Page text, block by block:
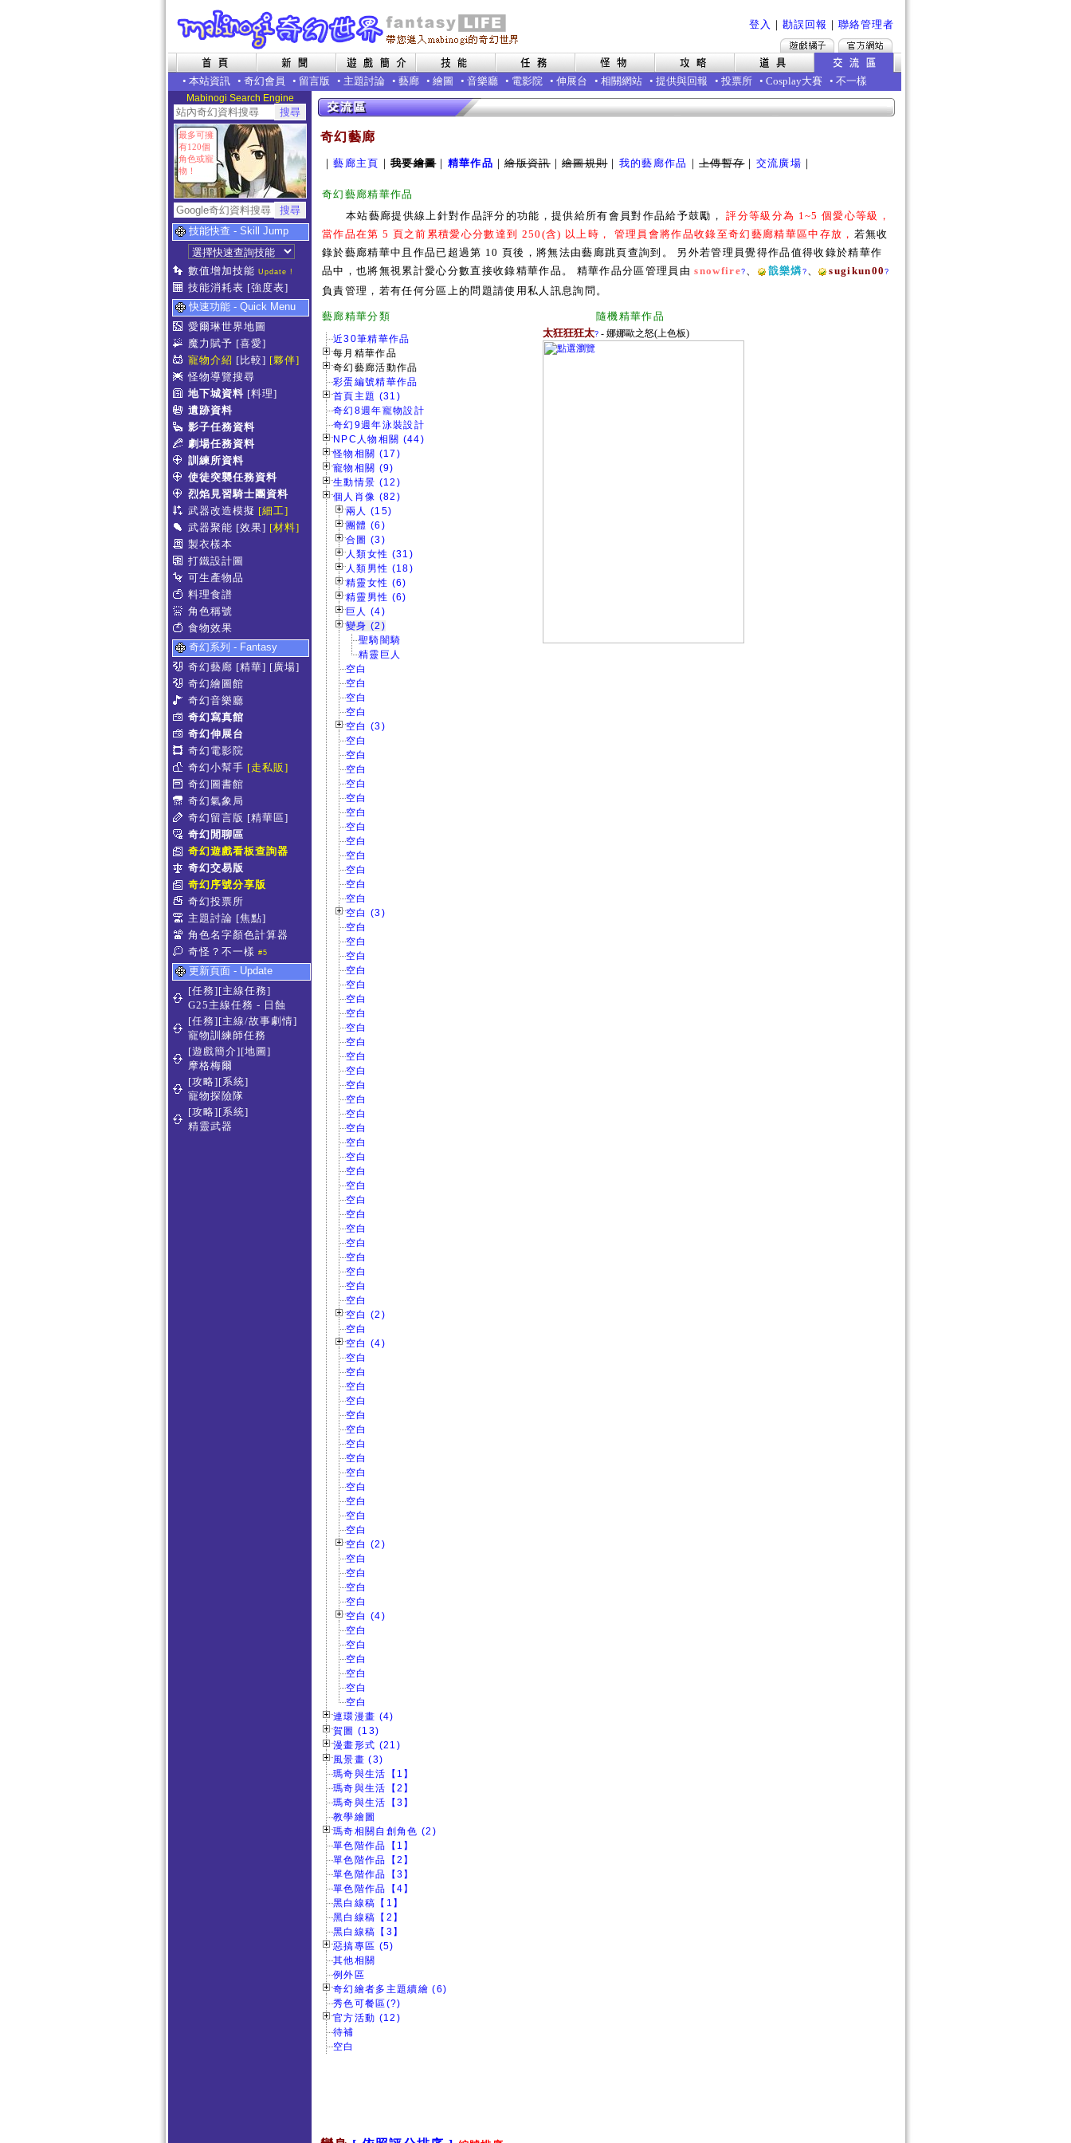
登入 ｜ 勘誤回報 ｜ 聯絡管理者
• 本站資訊 • 奇幻會員 • 留言版 • 主題討論 • 藝廊 • 繪圖 • 音樂廳 • 電影院 • 伸展台 • 相關網站 • 提供與回報 • 投票所 • Cosplay大賽 • 不一樣
Mabinogi Search Engine
最多可擁
有120個
角色或寵
物！
技能快查 - Skill Jump
數值增加技能 Update !
技能消耗表 [強度表]
快速功能 - Quick Menu
愛爾琳世界地圖
魔力賦予 [喜愛]
寵物介紹 [比較] [夥伴]
怪物導覽搜尋
地下城資料 [料理]
遺跡資料
影子任務資料
劇場任務資料
訓練所資料
使徒突襲任務資料
烈焰見習騎士團資料
武器改造模擬 [細工]
武器聚能 [效果] [材料]
製衣樣本
打鐵設計圖
可生產物品
料理食譜
角色稱號
食物效果
奇幻系列 - Fantasy
奇幻藝廊 [精華] [廣場]
奇幻繪圖館
奇幻音樂廳
奇幻寫真館
奇幻伸展台
奇幻電影院
奇幻小幫手 [走私販]
奇幻圖書館
奇幻氣象局
奇幻留言版 [精華區]
奇幻閒聊區
奇幻遊戲看板查詢器
奇幻交易版
奇幻序號分享版
奇幻投票所
主題討論 [焦點]
角色名字顏色計算器
奇怪？不一樣 #5
更新頁面 - Update
[任務][主線任務]
G25主線任務 - 日蝕
[任務][主線/故事劇情]
寵物訓練師任務
[遊戲簡介][地圖]
摩格梅爾
[攻略][系統]
寵物探險隊
[攻略][系統]
精靈武器
奇幻藝廊
｜藝廊主頁 ｜我要繪圖｜ 精華作品 ｜繪版資訊｜繪圖規則｜ 我的藝廊作品 ｜上傳暫存｜ 交流廣場 ｜
奇幻藝廊精華作品
本站藝廊提供線上針對作品評分的功能，提供給所有會員對作品給予鼓勵，評分等級分為 1~5 個愛心等級，
當作品在第 5 頁之前累積愛心分數達到 250(含) 以上時， 管理員會將作品收錄至奇幻藝廊精華區中存放， 若無收
錄於藝廊精華中且作品已超過第 10 頁後，將無法由藝廊跳頁查詢到。 另外若管理員覺得作品值得收錄於精華作
品中，也將無視累計愛心分數直接收錄精華作品。 精華作品分區管理員由snowfire? 、 戠樂燐 ? 、 sugikun00?
負責管理，若有任何分區上的問題請使用私人訊息詢問。
藝廊精華分類 隨機精華作品
近30筆精華作品
每月精華作品
奇幻藝廊活動作品
彩蛋編號精華作品
首頁主題 (31)
奇幻8週年寵物設計
奇幻9週年泳裝設計
NPC人物相關 (44)
怪物相關 (17)
寵物相關 (9)
生動情景 (12)
個人肖像 (82)
兩人 (15)
團體 (6)
合圖 (3)
人類女性 (31)
人類男性 (18)
精靈女性 (6)
精靈男性 (6)
巨人 (4)
變身 (2)
聖騎闇騎
精靈巨人
空白
空白
空白
空白
空白 (3)
空白
空白
空白
空白
空白
空白
空白
空白
空白
空白
空白
空白
空白 (3)
空白
空白
空白
空白
空白
空白
空白
空白
空白
空白
空白
空白
空白
空白
空白
空白
空白
空白
空白
空白
空白
空白
空白
空白
空白
空白
空白
空白 (2)
空白
空白 (4)
空白
空白
空白
空白
空白
空白
空白
空白
空白
空白
空白
空白
空白
空白 (2)
空白
空白
空白
空白
空白 (4)
空白
空白
空白
空白
空白
空白
連環漫畫 (4)
賀圖 (13)
漫畫形式 (21)
風景畫 (3)
瑪奇與生活【1】
瑪奇與生活【2】
瑪奇與生活【3】
教學繪圖
瑪奇相關自創角色 (2)
單色階作品【1】
單色階作品【2】
單色階作品【3】
單色階作品【4】
黑白線稿【1】
黑白線稿【2】
黑白線稿【3】
惡搞專區 (5)
其他相關
例外區
奇幻繪者多主題續繪 (6)
秀色可餐區(?)
官方活動 (12)
待補
空白
太狂狂狂太? - 娜娜歐之怒(上色板)